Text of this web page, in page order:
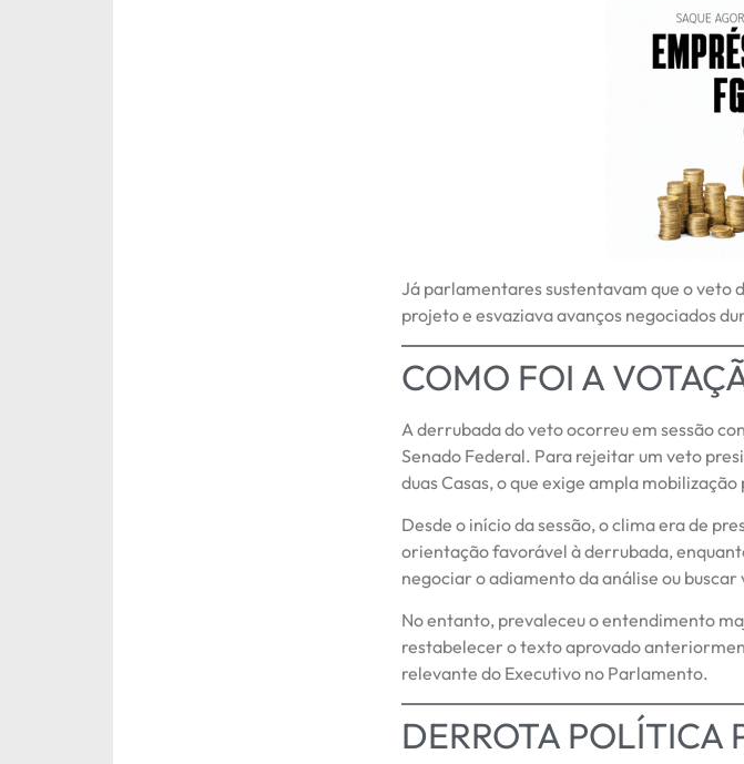
Já parlamentares sustentavam que o
projeto e esvaziava avanços negociados
COMO FOI A
A derrubada do veto ocorreu em sessão
Senado Federal. Para rejeitar um veto
duas Casas, o que exige ampla
Desde o início da sessão, o clima era de
orientação favorável à derrubada,
negociar o adiamento da análise ou
No entanto, prevaleceu o entendimento
restabelecer o texto aprovado
relevante do Executivo no Parlamento.
DERROTA POLÍTICA